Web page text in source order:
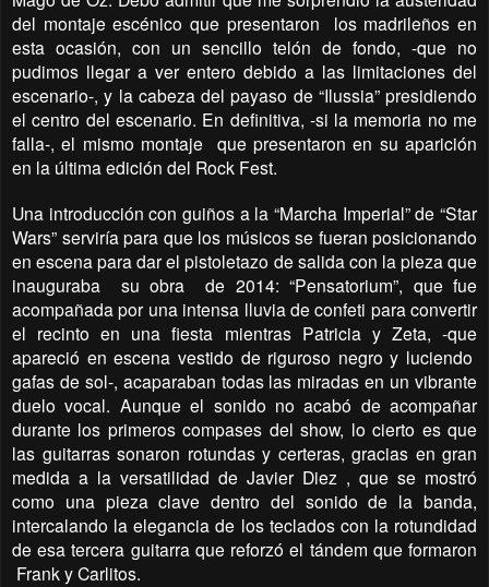
del montaje escénico que presentaron
los madrileños en
esta ocasión, con un sencillo telón de fondo, -que no
pudimos llegar a ver entero debido a las limitaciones del
escenario-, y la cabeza del payaso de “Ilussia” presidiendo
el centro del escenario. En definitiva, -si la memoria no me
falla-, el mismo montaje
que presentaron en su aparición
en la última edición del Rock Fest.
Una introducción con guiños a la “Marcha Imperial” de “Star
Wars” serviría para que los músicos se fueran posicionando
en escena para dar el pistoletazo de salida con la pieza que
inauguraba
su obra
de 2014: “Pensatorium”, que fue
acompañada por una intensa lluvia de confeti para convertir
el recinto en una fiesta mientras Patricia y Zeta, -que
apareció en escena vestido de riguroso negro y luciendo
gafas de sol-, acaparaban todas las miradas en un vibrante
duelo vocal. Aunque el sonido no acabó de acompañar
durante los primeros compases del show, lo cierto es que
las guitarras sonaron rotundas y certeras, gracias en gran
medida a la versatilidad de Javier Diez , que se mostró
como una pieza clave dentro del sonido de la banda,
intercalando la elegancia de los teclados con la rotundidad
de esa tercera guitarra que reforzó el tándem que formaron
Frank y Carlitos.